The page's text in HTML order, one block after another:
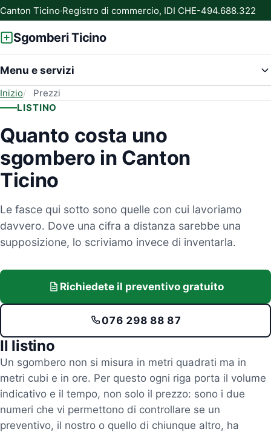
Canton Ticino·Registro di commercio, IDI CHE-494.688.322
Sgomberi Ticino
Menu e servizi
Inizio
Prezzi
LISTINO
Quanto costa uno
sgombero in Canton
Ticino
Le fasce qui sotto sono quelle con cui lavoriamo
davvero. Dove una cifra a distanza sarebbe una
supposizione, lo scriviamo invece di inventarla.
Richiedete il preventivo gratuito
076 298 88 87
Il listino
Un sgombero non si misura in metri quadrati ma in
metri cubi e in ore. Per questo ogni riga porta il volume
indicativo e il tempo, non solo il prezzo: sono i due
numeri che vi permettono di controllare se un
preventivo, il nostro o quello di chiunque altro, ha